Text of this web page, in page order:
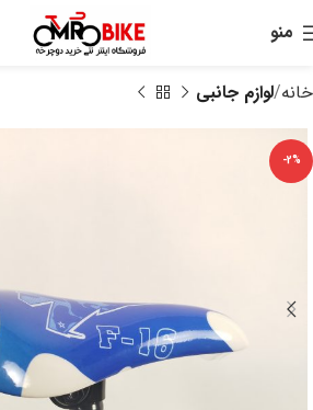
منو
خانه لوازم جانبی
-2%